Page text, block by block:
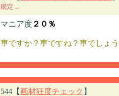
鑑定→
マニア度 ２０％
車ですか？車ですね？車でしょ
544【 画材狂度チェック 】